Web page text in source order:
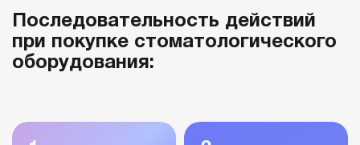
Последовательность действий
при покупке стоматологического
оборудования: